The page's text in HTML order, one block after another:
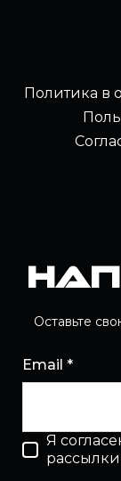
Политика в
Оставьте
Email *
Я
рассылки